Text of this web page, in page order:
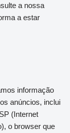
a nossa
a estar
informação
anúncios, inclui
(Internet
o browser que